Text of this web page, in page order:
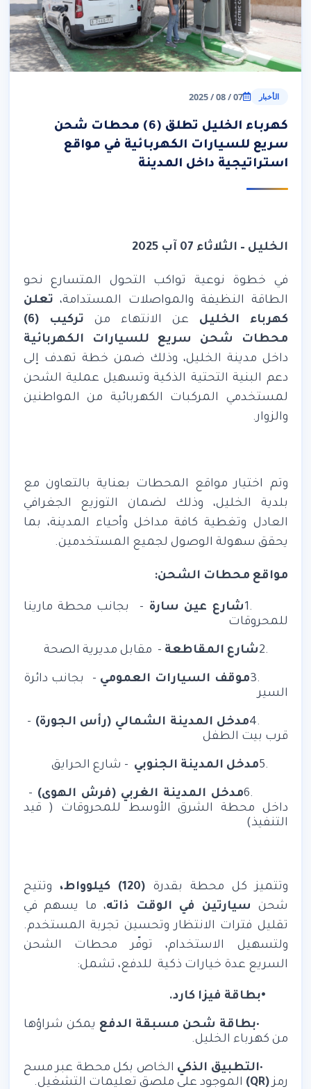
الأخبار 07 / 08 / 2025
كهرباء الخليل تطلق (6) محطات شحن
سريع للسيارات الكهربائية في مواقع
استراتيجية داخل المدينة
الخليل – الثلاثاء 07 آب 2025
في خطوة نوعية تواكب التحول المتسارع نحو
الطاقة النظيفة والمواصلات المستدامة، تعلن
كهرباء الخليل عن الانتهاء من
تركيب (6)
محطات شحن سريع للسيارات الكهربائية
داخل مدينة الخليل، وذلك ضمن خطة تهدف إلى
دعم البنية التحتية الذكية وتسهيل عملية الشحن
لمستخدمي المركبات الكهربائية من المواطنين
والزوار.
وتم اختيار مواقع المحطات بعناية بالتعاون مع
بلدية الخليل، وذلك لضمان التوزيع الجغرافي
العادل وتغطية كافة مداخل وأحياء المدينة، بما
يحقق سهولة الوصول لجميع المستخدمين.
مواقع محطات الشحن:
1. شارع عين سارة –
بجانب محطة مارينا
للمحروقات
2.شارع المقاطعة – مقابل مديرية الصحة
3.موقف السيارات العمومي –
بجانب دائرة
السير
4.مدخل المدينة الشمالي (رأس الجورة) –
قرب بيت الطفل
5.مدخل المدينة الجنوبي – شارع الحرايق
6.مدخل المدينة الغربي (فرش الهوى) –
داخل محطة الشرق الأوسط للمحروقات ( قيد
التنفيذ)
وتتميز كل محطة بقدرة(120) كيلوواط،
وتتيح
شحن سيارتين في الوقت ذاته، ما يسهم في
تقليل فترات الانتظار وتحسين تجربة المستخدم.
ولتسهيل الاستخدام، توفّر محطات الشحن
السريع عدة خيارات ذكية للدفع، تشمل:
•بطاقة فيزا كارد.
•بطاقة شحن مسبقة الدفع يمكن شراؤها
من كهرباء الخليل.
•التطبيق الذكي الخاص بكل محطة عبر مسح
رمز (QR) الموجود على ملصق تعليمات التشغيل.